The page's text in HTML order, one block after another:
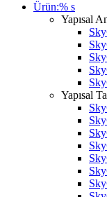
Ürün:% s
Yapısal
Yapısal